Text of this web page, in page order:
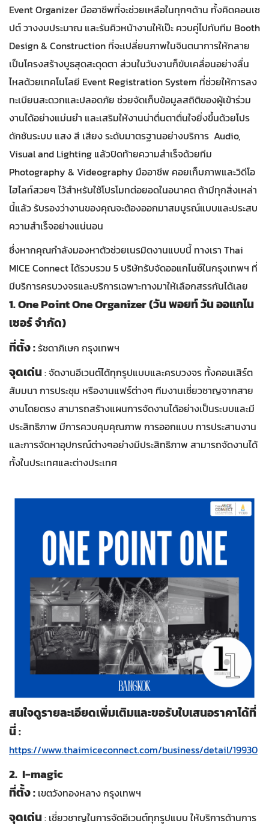
Event Organizer มืออาชีพที่จะช่วยเหลือในทุกๆด้าน ทั้งคิดคอนเซ
ปต์ วางงบประมาณ และรันคิวหน้างานให้เป๊ะ ควบคู่ไปกับทีม Booth
Design & Construction ที่จะเปลี่ยนภาพในจินตนาการให้กลาย
เป็นโครงสร้างบูธสุดสะดุดตา ส่วนในวันงานก็ขับเคลื่อนอย่างลื่น
ไหลด้วยเทคโนโลยี Event Registration System ที่ช่วยให้การลง
ทะเบียนสะดวกและปลอดภัย ช่วยจัดเก็บข้อมูลสถิติของผู้เข้าร่วม
งานได้อย่างแม่นยำ และเสริมให้งานน่าตื่นตาตื่นใจยิ่งขึ้นด้วยโปร
ดักชันระบบ แสง สี เสียง ระดับมาตรฐานอย่างบริการ Audio,
Visual and Lighting แล้วปิดท้ายความสำเร็จด้วยทีม
Photography & Videography มืออาชีพ คอยเก็บภาพและวิดีโอ
ไฮไลท์สวยๆ ไว้สำหรับใช้โปรโมทต่อยอดในอนาคต ถ้ามีทุกสิ่งเหล่า
นี้แล้ว รับรองว่างานของคุณจะต้องออกมาสมบูรณ์แบบและประสบ
ความสำเร็จอย่างแน่นอน
ซึ่งหากคุณกำลังมองหาตัวช่วยเนรมิตงานแบบนี้ ทางเรา Thai
MICE Connect ได้รวบรวม 5 บริษัทรับจัดออแกไนซ์ในกรุงเทพฯ ที่
มีบริการครบวงจรและบริการเฉพาะทางมาให้เลือกสรรกันได้เลย
1. One Point One Organizer (วัน พอยท์ วัน ออแกไน
เซอร์ จำกัด)
ที่ตั้ง :รัชดาภิเษก กรุงเทพฯ
จุดเด่น: จัดงานอีเวนต์ได้ทุกรูปแบบและครบวงจร ทั้งคอนเสิร์ต
สัมมนา การประชุม หรืองานแฟร์ต่างๆ ทีมงานเชี่ยวชาญจากสาย
งานโดยตรง สามารถสร้างแผนการจัดงานได้อย่างเป็นระบบและมี
ประสิทธิภาพ มีการควบคุมคุณภาพ การออกแบบ การประสานงาน
และการจัดหาอุปกรณ์ต่างๆอย่างมีประสิทธิภาพ สามารถจัดงานได้
ทั้งในประเทศและต่างประเทศ
สนใจดูรายละเอียดเพิ่มเติมและขอรับใบเสนอราคาได้ที่
นี่ :
https://www.thaimiceconnect.com/business/detail/19930
2. I-magic
ที่ตั้ง : เขตวังทองหลาง กรุงเทพฯ
จุดเด่น: เชี่ยวชาญในการจัดอีเวนต์ทุกรูปแบบ ให้บริการด้านการ